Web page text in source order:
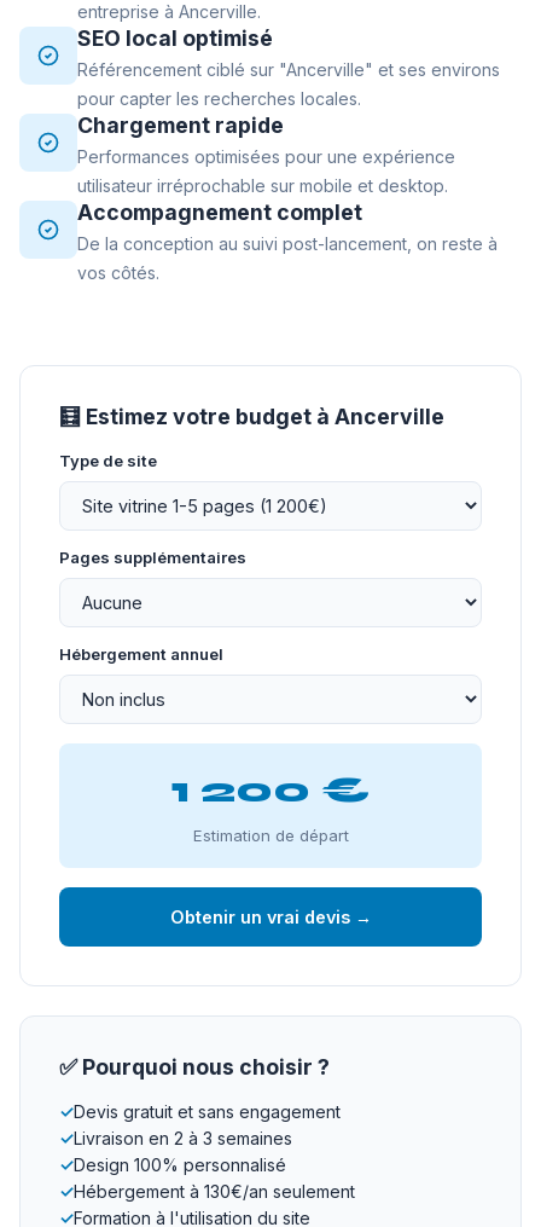
entreprise à Ancerville.
SEO local optimisé
Référencement ciblé sur "Ancerville" et ses environs
pour capter les recherches locales.
Chargement rapide
Performances optimisées pour une expérience
utilisateur irréprochable sur mobile et desktop.
Accompagnement complet
De la conception au suivi post-lancement, on reste à
vos côtés.
🧮 Estimez votre budget à Ancerville
Type de site
Pages supplémentaires
Hébergement annuel
1 200 €
Estimation de départ
Obtenir un vrai devis →
✅ Pourquoi nous choisir ?
✓Devis gratuit et sans engagement
✓Livraison en 2 à 3 semaines
✓Design 100% personnalisé
✓Hébergement à 130€/an seulement
✓Formation à l'utilisation du site